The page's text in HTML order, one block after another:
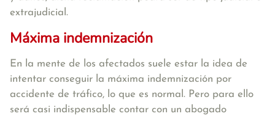
extrajudicial.
Máxima indemnización
En la mente de los afectados suele estar la idea de
intentar conseguir la máxima indemnización por
accidente de tráfico, lo que es normal. Pero para ello
será casi indispensable contar con un abogado